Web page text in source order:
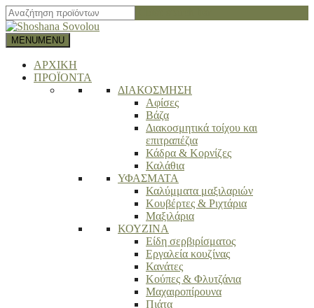
MENUMENU
ΑΡΧΙΚΗ
ΠΡΟΪΟΝΤΑ
ΔΙΑΚΟΣΜΗΣΗ
Αφίσες
Βάζα
Διακοσμητικά τοίχου και
επιτραπέζια
Κάδρα & Κορνίζες
Καλάθια
ΥΦΑΣΜΑΤΑ
Καλύμματα μαξιλαριών
Κουβέρτες & Ριχτάρια
Μαξιλάρια
ΚΟΥΖΙΝΑ
Είδη σερβιρίσματος
Εργαλεία κουζίνας
Κανάτες
Κούπες & Φλυτζάνια
Μαχαιροπίρουνα
Πιάτα